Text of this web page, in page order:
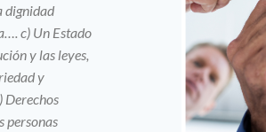
dignidad
c) Un Estado
y las leyes,
y
Derechos
personas